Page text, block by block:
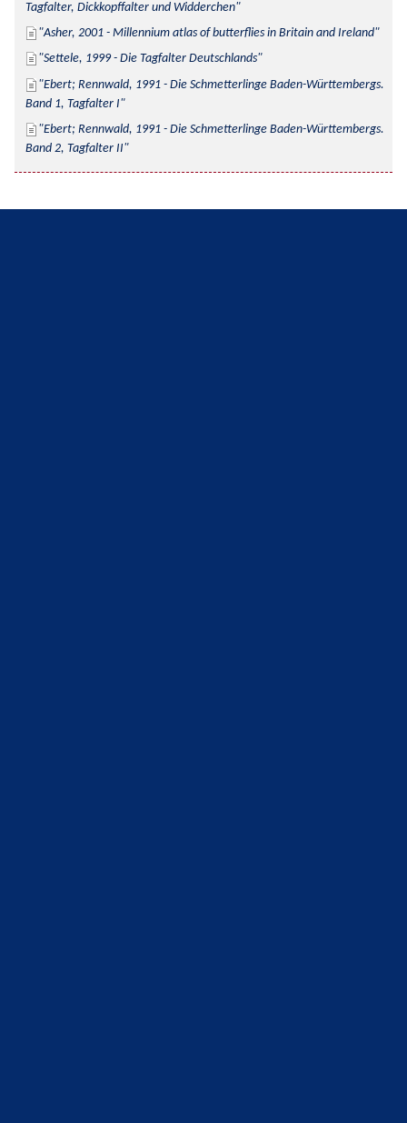
Tagfalter, Dickkopffalter und Widderchen
Asher, 2001 - Millennium atlas of butterflies in Britain and Ireland
Settele, 1999 - Die Tagfalter Deutschlands
Ebert; Rennwald, 1991 - Die Schmetterlinge Baden-Württembergs.
Band 1, Tagfalter I
Ebert; Rennwald, 1991 - Die Schmetterlinge Baden-Württembergs.
Band 2, Tagfalter II